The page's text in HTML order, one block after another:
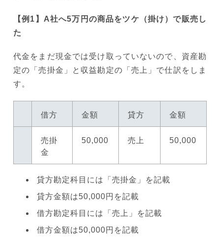
【例1】A社へ5万円の商品をツケ（掛け）で販売し
た
代金をまだ現金では受け取っていないので、資産勘
定の「売掛金」と収益勘定の「売上」で仕訳をしま
す。
借方 金額 貸方 金額
売掛
金
50,000 売上 50,000
貸方勘定科目には「売掛金」を記載
貸方金額は50,000円を記載
借方勘定科目には「売上」を記載
借方金額は50,000円を記載